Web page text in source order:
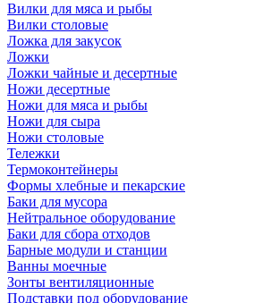
Вилки для мяса и рыбы
Вилки столовые
Ложка для закусок
Ложки
Ложки чайные и десертные
Ножи десертные
Ножи для мяса и рыбы
Ножи для сыра
Ножи столовые
Тележки
Термоконтейнеры
Формы хлебные и пекарские
Баки для мусора
Нейтральное оборудование
Баки для сбора отходов
Барные модули и станции
Ванны моечные
Зонты вентиляционные
Подставки под оборудование